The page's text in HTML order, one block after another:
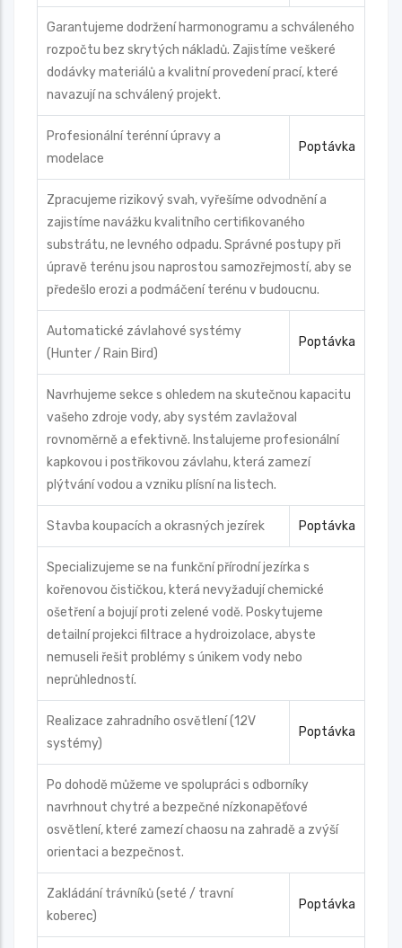
Garantujeme dodržení harmonogramu a schváleného
rozpočtu bez skrytých nákladů. Zajistíme veškeré
dodávky materiálů a kvalitní provedení prací, které
navazují na schválený projekt.
Profesionální terénní úpravy a
modelace
Poptávka
Zpracujeme rizikový svah, vyřešíme odvodnění a
zajistíme navážku kvalitního certifikovaného
substrátu, ne levného odpadu. Správné postupy při
úpravě terénu jsou naprostou samozřejmostí, aby se
předešlo erozi a podmáčení terénu v budoucnu.
Automatické závlahové systémy
(Hunter / Rain Bird)
Poptávka
Navrhujeme sekce s ohledem na skutečnou kapacitu
vašeho zdroje vody, aby systém zavlažoval
rovnoměrně a efektivně. Instalujeme profesionální
kapkovou i postřikovou závlahu, která zamezí
plýtvání vodou a vzniku plísní na listech.
Stavba koupacích a okrasných jezírek Poptávka
Specializujeme se na funkční přírodní jezírka s
kořenovou čističkou, která nevyžadují chemické
ošetření a bojují proti zelené vodě. Poskytujeme
detailní projekci filtrace a hydroizolace, abyste
nemuseli řešit problémy s únikem vody nebo
neprůhledností.
Realizace zahradního osvětlení (12V
systémy)
Poptávka
Po dohodě můžeme ve spolupráci s odborníky
navrhnout chytré a bezpečné nízkonapěťové
osvětlení, které zamezí chaosu na zahradě a zvýší
orientaci a bezpečnost.
Zakládání trávníků (seté / travní
koberec)
Poptávka